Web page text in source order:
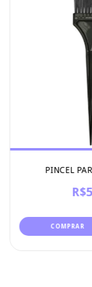
PINCEL